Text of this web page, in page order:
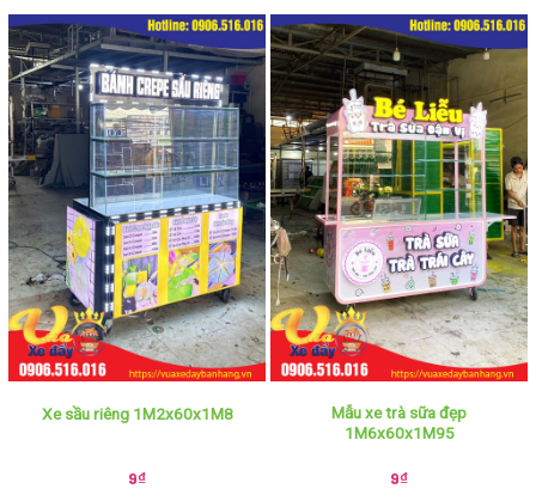
Xe sầu riêng 1M2x60x1M8
9₫
Mẫu xe trà sữa đẹp
1M6x60x1M95
9₫